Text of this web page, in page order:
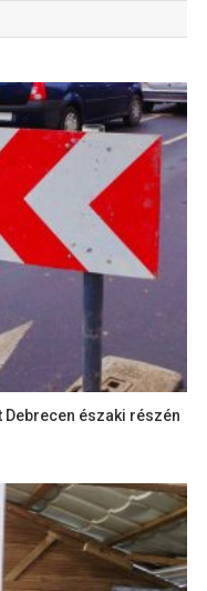
északi részén